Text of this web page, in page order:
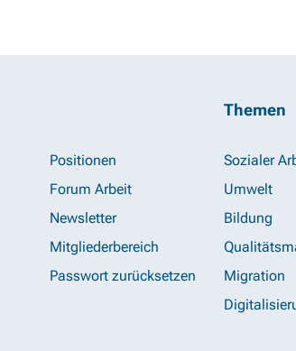
Positionen
Forum Arbeit
Newsletter
Mitgliederbereich
Passwort zurücksetzen
Themen
Sozialer
Umwelt
Bildung
Migration